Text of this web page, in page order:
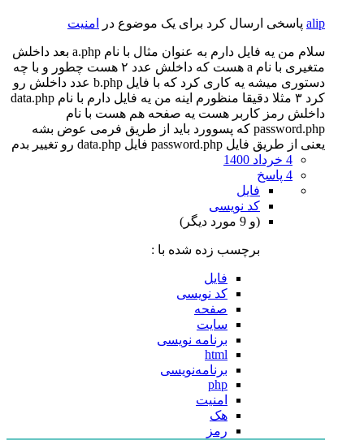
alip پاسخی ارسال کرد برای یک موضوع در امنیت
سلام من یه فایل دارم به عنوان مثال با نام a.php بعد داخلش
متغیری با نام a هست که داخلش عدد ۲ هست چطور و با چه
دستوری میشه یه کاری کرد که با فایل b.php عدد داخلش رو
کرد ۳ مثلا دقیقا منظورم اینه من یه فایل دارم با نام data.php
داخلش رمز کاربر هست یه صفحه هم هست با نام
password.php که پسوورد باید از طریق فرمی عوض بشه
یعنی از طریق فایل password.php فایل data.php رو تغییر بدم
4 خرداد 1400
4 پاسخ
فایل
کد نویسی
(و 9 مورد دیگر)
برچسب زده شده با :
فایل
کد نویسی
صفحه
سایت
برنامه نویسی
html
برنامه‌نویسی
php
امنیت
هک
رمز